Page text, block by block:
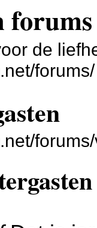
forums
de
forums/